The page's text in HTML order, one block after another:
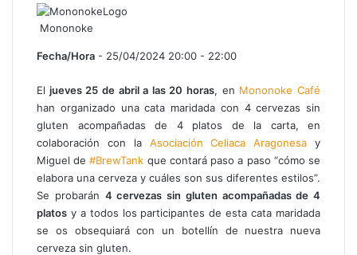
Mononoke
Fecha/Hora - 25/04/2024 20:00 - 22:00
El jueves 25 de abril a las 20 horas, en Mononoke Café
han organizado una cata maridada con 4 cervezas sin
gluten acompañadas de 4 platos de la carta, en
colaboración con la Asociación Celiaca Aragonesa y
Miguel de#BrewTank que contará paso a paso “cómo se
elabora una cerveza y cuáles son sus diferentes estilos”.
Se probarán 4 cervezas sin gluten acompañadas de 4
platos y a todos los participantes de esta cata maridada
se os obsequiará con un botellín de nuestra nueva
cerveza sin gluten.